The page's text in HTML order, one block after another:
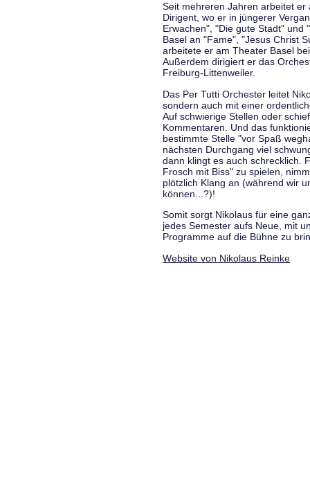
Seit mehreren Jahren arbeitet
Dirigent, wo er in jüngerer
Erwachen", "Die gute Stadt" und
Basel an "Fame", "Jesus Christ
arbeitete er am Theater Basel
Außerdem dirigiert er das
Freiburg-Littenweiler.
Das Per Tutti Orchester leitet
sondern auch mit einer
Auf schwierige Stellen oder
Kommentaren. Und das
bestimmte Stelle "vor Spaß
nächsten Durchgang viel
dann klingt es auch schrecklich.
Frosch mit Biss" zu spielen,
plötzlich Klang an (während wir
können...?)!
Somit sorgt Nikolaus für eine
jedes Semester aufs Neue, mit
Programme auf die Bühne zu
Website von Nikolaus Reinke